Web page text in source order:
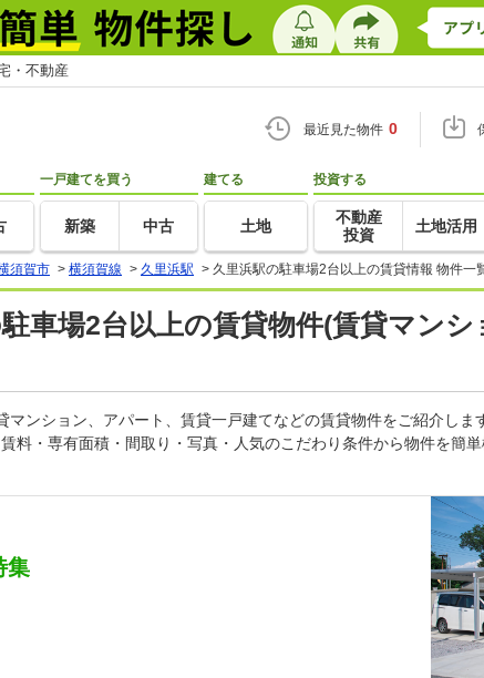
・不動産
最近見た物件 0
一戸建てを買う
新築 中古
建てる
土地
投資する
不動産
投資
土地活用
須賀市 > 横須賀線 > 久里浜駅 > 久里浜駅の駐車場2台以上の賃貸情報 物件一
車場2台以上の賃貸物件(賃貸マン
ンション、アパート、賃貸一戸建てなどの賃貸物件をご紹介し
料・専有面積・間取り・写真・人気のこだわり条件から物件を簡
集